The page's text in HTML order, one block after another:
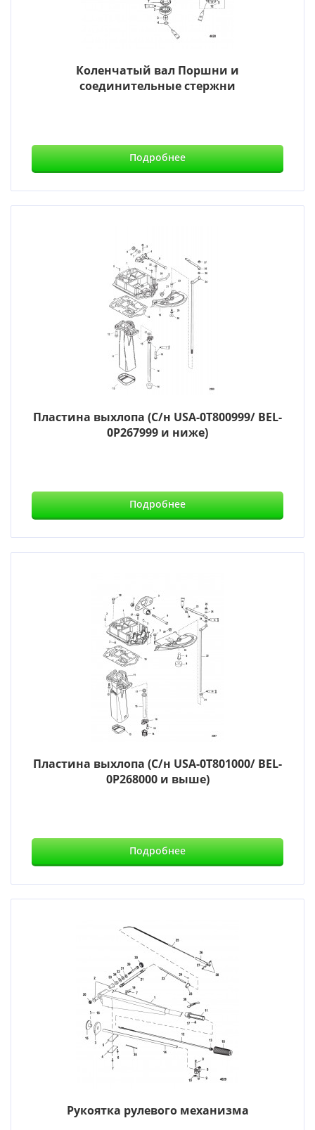
Коленчатый вал Поршни и
соединительные стержни
Подробнее
Пластина выхлопа (С/н USA-0T800999/ BEL-
0P267999 и ниже)
Подробнее
Пластина выхлопа (С/н USA-0T801000/ BEL-
0P268000 и выше)
Подробнее
Рукоятка рулевого механизма